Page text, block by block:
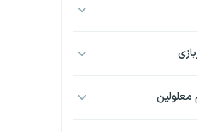
معلولین